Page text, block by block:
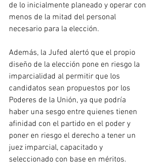
de lo inicialmente planeado y operar con
menos de la mitad del personal
necesario para la elección.
Además, la Jufed alertó que el propio
diseño de la elección pone en riesgo la
imparcialidad al permitir que los
candidatos sean propuestos por los
Poderes de la Unión, ya que podría
haber una sesgo entre quienes tienen
afinidad con el partido en el poder y
poner en riesgo el derecho a tener un
juez imparcial, capacitado y
seleccionado con base en méritos.